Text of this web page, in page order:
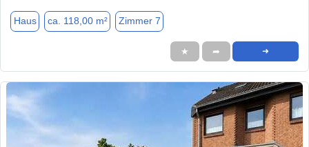
Haus ca. 118,00 m² Zimmer 7
★ ➦ ➜